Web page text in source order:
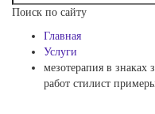
Поиск по сайту
Главная
Услуги
мезотерапия в
работ стилист